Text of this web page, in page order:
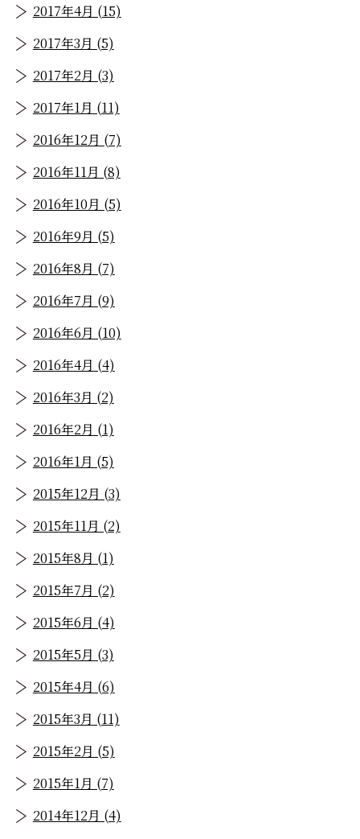
2017年4月 (15)
2017年3月 (5)
2017年2月 (3)
2017年1月 (11)
2016年12月 (7)
2016年11月 (8)
2016年10月 (5)
2016年9月 (5)
2016年8月 (7)
2016年7月 (9)
2016年6月 (10)
2016年4月 (4)
2016年3月 (2)
2016年2月 (1)
2016年1月 (5)
2015年12月 (3)
2015年11月 (2)
2015年8月 (1)
2015年7月 (2)
2015年6月 (4)
2015年5月 (3)
2015年4月 (6)
2015年3月 (11)
2015年2月 (5)
2015年1月 (7)
2014年12月 (4)